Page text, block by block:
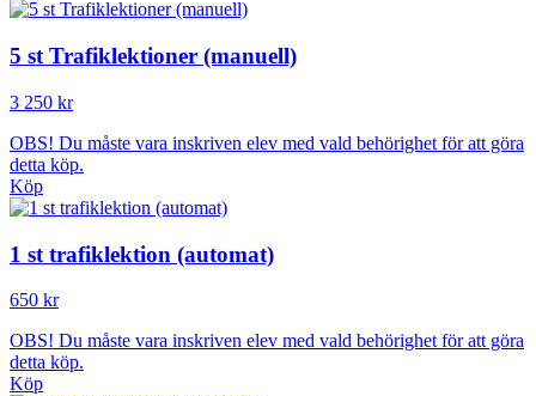
5 st Trafiklektioner (manuell)
3 250 kr
OBS! Du måste vara inskriven elev med vald behörighet för att göra
detta köp.
Köp
1 st trafiklektion (automat)
650 kr
OBS! Du måste vara inskriven elev med vald behörighet för att göra
detta köp.
Köp